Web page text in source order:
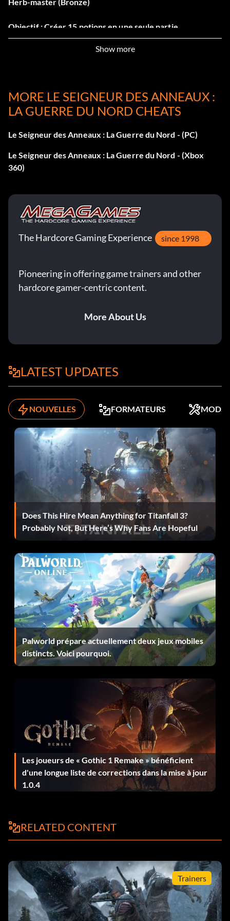
Objectif : Créer 15 potions en une seule partie.
seule partie.
Objectif : Terminer 15 quêtes en une seule partie.
Objectif : Tuer 4 ennemis simultanément.
Relentless (Bronze)
Objectif : En mode Héros, réaliser une série de 50 coups.
Objectif : Tuer un ennemi avec 2 autres joueurs.
Sudden Fury (Bronze)
Objectif : Réaliser 3 coups critiques en 10 secondes.
Swift-winged Warrior (Bronze)
Objectif : Invoquer Beleram 10 fois en une seule partie.
Troll's Bane (Bronze)
Objectif : Tuer les trolls des neiges sauvages.
War-hardened (Bronze)
Objectif : Obtenir au moins un rang dans une compétence
de niveau 3.
War-machinist (Bronze)
Objectif : Tuer 150 ennemis avec des machines de guerre
Warrior Exemplar (Bronze)
Objectif : Pour un personnage, débloquer toutes les
compétences qui modifient Cri de guerre, Sanctuaire ou
Evasion.
Where there's life, there's hope (Bronze)
Objectif : Rendre la vie à un allié tombé au combat.
Show more
MORE LE SEIGNEUR DES ANNEAUX :
LA GUERRE DU NORD CHEATS
Le Seigneur des Anneaux : La Guerre du Nord - (PC)
Le Seigneur des Anneaux : La Guerre du Nord - (Xbox
360)
The Hardcore Gaming Experience since 1998
Pioneering in offering game trainers and other
hardcore gamer-centric content.
More About Us
LATEST UPDATES
NOUVELLES FORMATEURS MODS
Does This Hire Mean Anything for Titanfall 3?
Probably Not, But Here’s Why Fans Are Hopeful
Palworld prépare actuellement deux jeux mobiles
distincts. Voici pourquoi.
Les joueurs de « Gothic 1 Remake » bénéficient
d'une longue liste de corrections dans la mise à jour
1.0.4
RELATED CONTENT
Trainers